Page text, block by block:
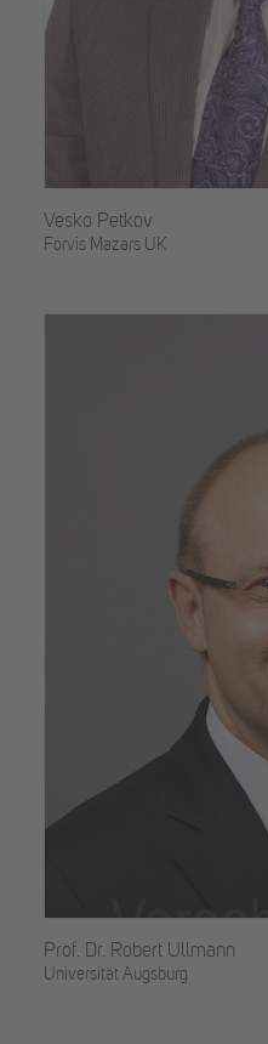
Vesko Petkov
Forvis Mazars UK
Prof. Dr. Robert Ullmann
Universität Augsburg